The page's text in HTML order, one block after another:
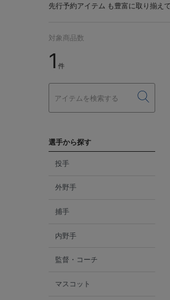
先行予約アイテム も豊富に取り揃え
対象商品数
1 件
選手から探す
投手
外野手
捕手
内野手
監督・コーチ
マスコット